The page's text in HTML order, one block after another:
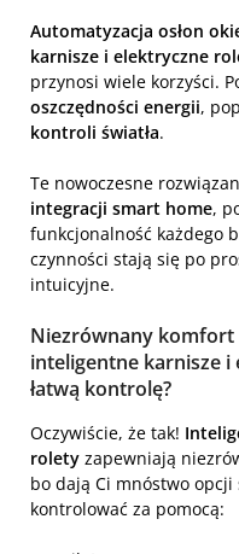
Automatyzacja osłon
karnisze i elektryczne
przynosi wiele korzyści.
oszczędności energii,
kontroli światła.
Te nowoczesne
integracji smart home,
funkcjonalność każdego
czynności stają się po
intuicyjne.
Niezrównany komfort
inteligentne karnisze
łatwą kontrolę?
Oczywiście, że tak!
rolety zapewniają
bo dają Ci mnóstwo opcji
kontrolować za pomocą: